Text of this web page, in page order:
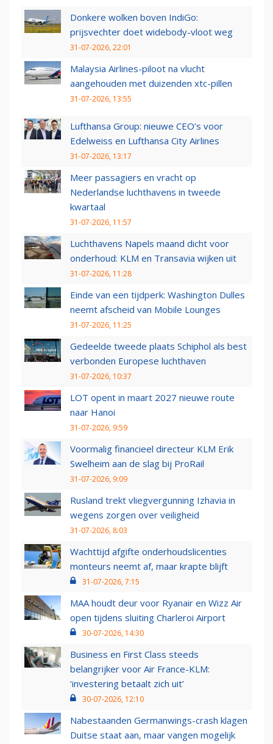
Donkere wolken boven IndiGo:
prijsvechter doet widebody-vloot weg
31-07-2026, 22:01
Malaysia Airlines-piloot na vlucht
aangehouden met duizenden xtc-pillen
31-07-2026, 13:55
Lufthansa Group: nieuwe CEO’s voor
Edelweiss en Lufthansa City Airlines
31-07-2026, 13:17
Meer passagiers en vracht op
Nederlandse luchthavens in tweede
kwartaal
31-07-2026, 11:57
Luchthavens Napels maand dicht voor
onderhoud: KLM en Transavia wijken uit
31-07-2026, 11:28
Einde van een tijdperk: Washington Dulles
neemt afscheid van Mobile Lounges
31-07-2026, 11:25
Gedeelde tweede plaats Schiphol als best
verbonden Europese luchthaven
31-07-2026, 10:37
LOT opent in maart 2027 nieuwe route
naar Hanoi
31-07-2026, 9:59
Voormalig financieel directeur KLM Erik
Swelheim aan de slag bij ProRail
31-07-2026, 9:09
Rusland trekt vliegvergunning Izhavia in
wegens zorgen over veiligheid
31-07-2026, 8:03
Wachttijd afgifte onderhoudslicenties
monteurs neemt af, maar krapte blijft
31-07-2026, 7:15
MAA houdt deur voor Ryanair en Wizz Air
open tijdens sluiting Charleroi Airport
30-07-2026, 14:30
Business en First Class steeds
belangrijker voor Air France-KLM:
‘investering betaalt zich uit’
30-07-2026, 12:10
Nabestaanden Germanwings-crash klagen
Duitse staat aan, maar vangen mogelijk